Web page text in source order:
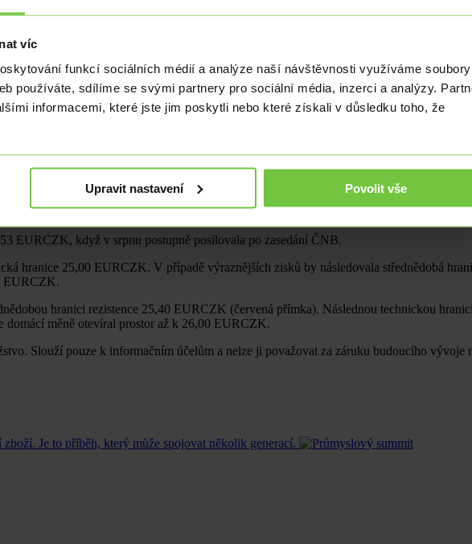
víc
funkcí sociálních médií a analýze naší návštěvnosti využíváme soubory
používáte, sdílíme se svými partnery pro sociální média, inzerci a analýzy.
informacemi, které jste jim poskytli nebo které získali v důsledku toho, že
Upravit nastavení Povolit vše
vývoj maloobchodních tržeb doma a v zahraničí, kondice německé ekonomiky
vývoj války na Ukrajině
EURCZK, když v srpnu postupně posilovala po zasedání ČNB.
hranice 25,00 EURCZK. V případě výraznějších zisků by následovala střednědobá
EURCZK.
hranici rezistence 25,40 EURCZK (červená přímka). Následnou technickou
měně otevíral prostor až k 26,00 EURCZK.
Slouží pouze k informačním účelům a nelze ji považovat za záruku budoucího vývoje